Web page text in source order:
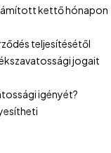
kettő hónapon
teljesítésétől
jogait
igényét?